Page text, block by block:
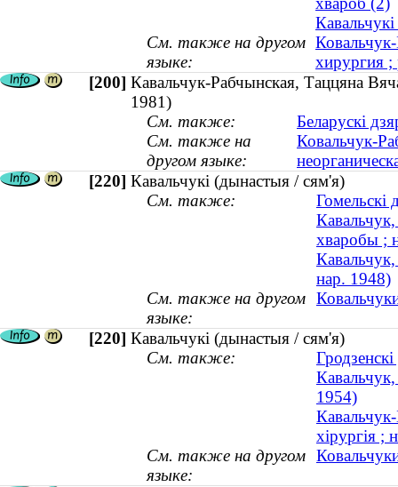
См. также на другом
языке:
хирургия
[200] Кавальчук-Рабчынская, Таццяна
1981)
См. также:
Беларускі
См. также на
другом языке:
Ковальчук-
[220] Кавальчукі (дынастыя / сям'я)
См. также:
Гомельскі
хваробы ;
нар. 1948)
См. также на другом
языке:
[220] Кавальчукі (дынастыя / сям'я)
См. также:
1954)
хірургія ;
См. также на другом
языке: